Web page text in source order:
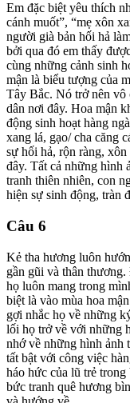
Em đặc biệt yêu thích
cánh muốt”, “mẹ xôn
người già bản hối hả
bởi qua đó em thấy
cùng những cảnh sinh
mận là biểu tượng của
Tây Bắc. Nó trở nên vô
dân nơi đây. Hoa mận
động sinh hoạt hàng
xang lá, gạo/ cha căng
sự hối hả, rộn ràng,
đây. Tất cả những hình
tranh thiên nhiên, con
hiện sự sinh động, tràn
Câu 6
Kẻ tha hương luôn
gần gũi và thân
họ luôn mang trong
biệt là vào mùa hoa
gợi nhắc họ về những
lối họ trở về với những
nhớ về những hình ảnh
tất bật với công việc
háo hức của lũ trẻ
bức tranh quê hương